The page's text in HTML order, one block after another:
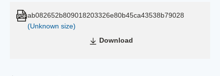
ab082652b809018203326e80b45ca43538b79028
(Unknown size)
Download